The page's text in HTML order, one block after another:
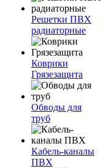
Решетки ПВХ
радиаторные
Коврики
Грязезащита
Обводы для
труб
Кабель-каналы
ПВХ